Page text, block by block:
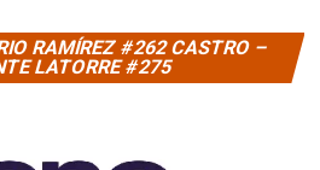
RAMÍREZ #262 CASTRO –
LATORRE #275